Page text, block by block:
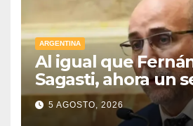
ARGENTINA
Al igual que
Sagasti, ahora un
radical pidió votar
remota
5 AGOSTO, 2026